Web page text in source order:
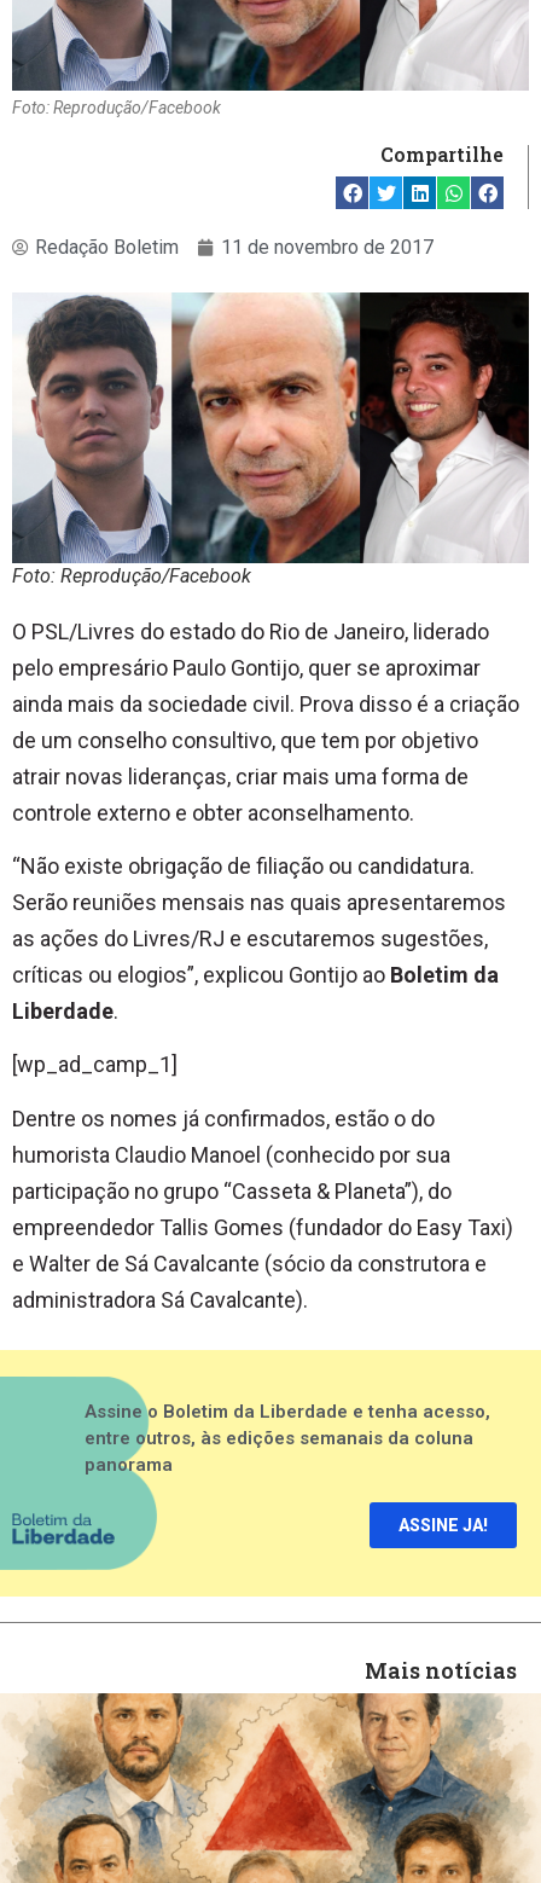
Foto: Reprodução/Facebook
Compartilhe
Redação Boletim 11 de novembro de 2017
Foto: Reprodução/Facebook
O PSL/Livres do estado do Rio de Janeiro, liderado
pelo empresário Paulo Gontijo, quer se aproximar
ainda mais da sociedade civil. Prova disso é a criação
de um conselho consultivo, que tem por objetivo
atrair novas lideranças, criar mais uma forma de
controle externo e obter aconselhamento.
“Não existe obrigação de filiação ou candidatura.
Serão reuniões mensais nas quais apresentaremos
as ações do Livres/RJ e escutaremos sugestões,
críticas ou elogios”, explicou Gontijo ao Boletim da
Liberdade.
[wp_ad_camp_1]
Dentre os nomes já confirmados, estão o do
humorista Claudio Manoel (conhecido por sua
participação no grupo “Casseta & Planeta”), do
empreendedor Tallis Gomes (fundador do Easy Taxi)
e Walter de Sá Cavalcante (sócio da construtora e
administradora Sá Cavalcante).
Assine o Boletim da Liberdade e tenha acesso,
entre outros, às edições semanais da coluna
panorama
ASSINE JA!
Mais notícias